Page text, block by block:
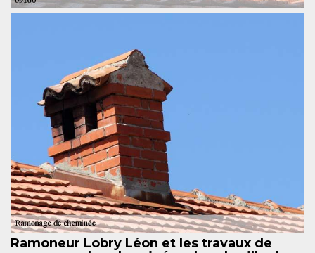
Ramoneur Lobry Léon et les travaux de